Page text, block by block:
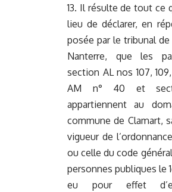
13. Il résulte de tout ce
lieu de déclarer, en
posée par le tribunal
Nanterre, que les
section AL nos 107,
AM n° 40 et
appartiennent au
commune de Clamart,
vigueur de
ou celle du code
personnes publiques le
eu pour effet